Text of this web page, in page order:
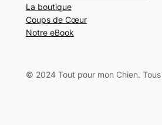
La boutique
Coups de Cœur
Notre eBook
© 2024 Tout pour mon Chien.